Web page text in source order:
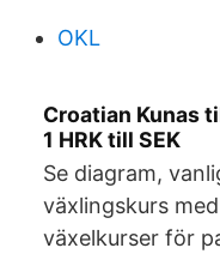
OKL
Croatian Kunas
1 HRK till SEK
Se diagram,
växlingskurs
växelkurser för